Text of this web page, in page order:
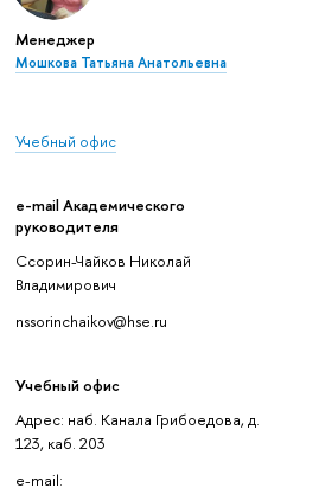
Менеджер
Мошкова Татьяна Анатольевна
Учебный офис
e-mail Академического
руководителя
Ссорин-Чайков Николай
Владимирович
nssorinchaikov@hse.ru
Учебный офис
Адрес: наб. Канала Грибоедова, д.
123, каб. 203
e-mail: